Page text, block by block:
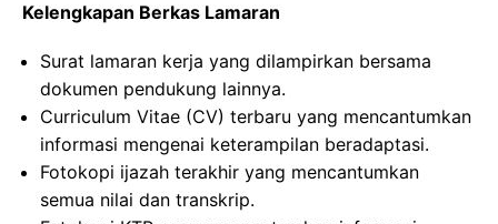
Kelengkapan Berkas Lamaran
Surat lamaran kerja yang dilampirkan bersama
dokumen pendukung lainnya.
Curriculum Vitae (CV) terbaru yang mencantumkan
informasi mengenai keterampilan beradaptasi.
Fotokopi ijazah terakhir yang mencantumkan
semua nilai dan transkrip.